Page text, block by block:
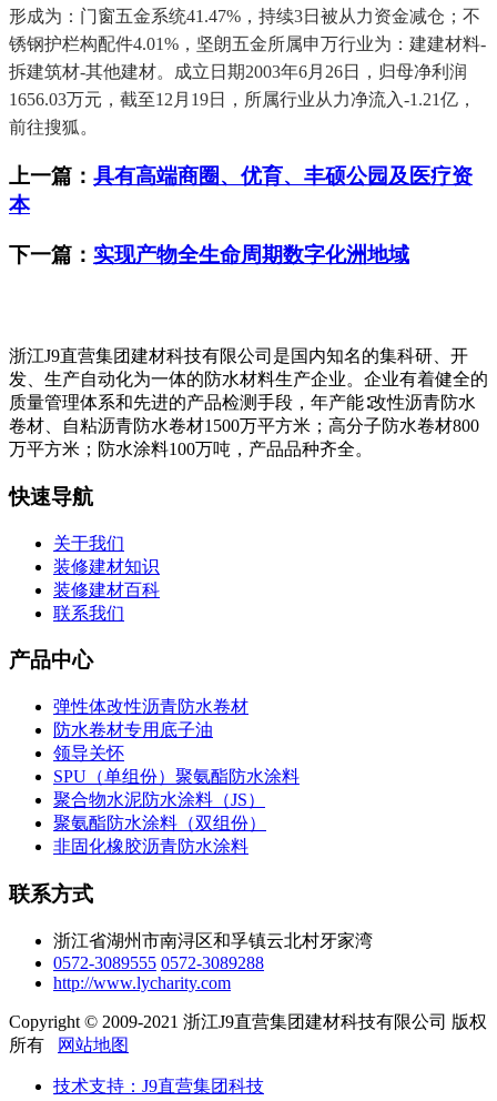
形成为：门窗五金系统41.47%，持续3日被从力资金减仓；不
锈钢护栏构配件4.01%，坚朗五金所属申万行业为：建建材料-
拆建筑材-其他建材。成立日期2003年6月26日，归母净利润
1656.03万元，截至12月19日，所属行业从力净流入-1.21亿，
前往搜狐。
上一篇： 具有高端商圈、优育、丰硕公园及医疗资
本
下一篇： 实现产物全生命周期数字化洲地域
浙江J9直营集团建材科技有限公司是国内知名的集科研、开
发、生产自动化为一体的防水材料生产企业。企业有着健全的
质量管理体系和先进的产品检测手段，年产能∶改性沥青防水
卷材、自粘沥青防水卷材1500万平方米；高分子防水卷材800
万平方米；防水涂料100万吨，产品品种齐全。
快速导航
关于我们
装修建材知识
装修建材百科
联系我们
产品中心
弹性体改性沥青防水卷材
防水卷材专用底子油
领导关怀
SPU（单组份）聚氨酯防水涂料
聚合物水泥防水涂料（JS）
聚氨酯防水涂料（双组份）
非固化橡胶沥青防水涂料
联系方式
浙江省湖州市南浔区和孚镇云北村牙家湾
0572-3089555 0572-3089288
http://www.lycharity.com
Copyright © 2009-2021 浙江J9直营集团建材科技有限公司 版权
所有
网站地图
技术支持：J9直营集团科技